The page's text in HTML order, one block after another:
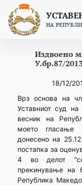
content
НА
Издвоено
У.бр.87/
18/12/
Врз основа на
Уставниот суд
весник на
моето гласање
донесено на
постапка за
4 во делот
прекинување на
Република